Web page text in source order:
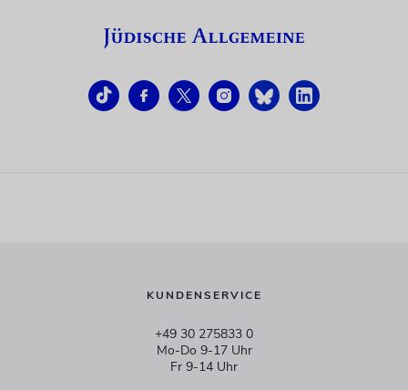
KUNDENSERVICE
+49 30 275833 0
Mo-Do 9-17 Uhr
Fr 9-14 Uhr